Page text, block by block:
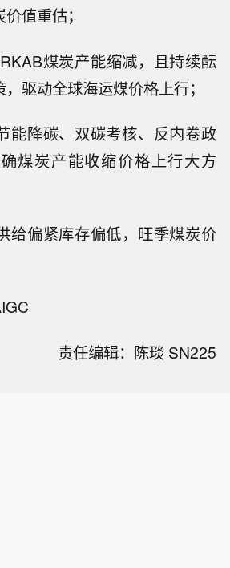
值重估；
煤炭产能缩减，且持续酝
驱动全球海运煤价格上行；
能降碳、双碳考核、反内卷政
煤炭产能收缩价格上行大方
给偏紧库存偏低，旺季煤炭价
责任编辑：陈琰 SN225